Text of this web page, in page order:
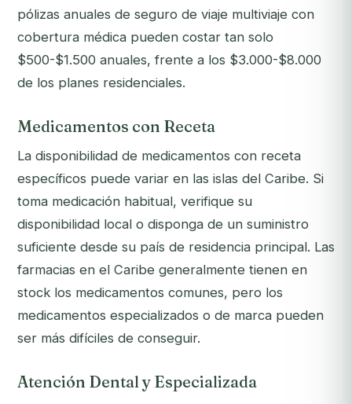
pólizas anuales de seguro de viaje multiviaje con
cobertura médica pueden costar tan solo
$500-$1.500 anuales, frente a los $3.000-$8.000
de los planes residenciales.
Medicamentos con Receta
La disponibilidad de medicamentos con receta
específicos puede variar en las islas del Caribe. Si
toma medicación habitual, verifique su
disponibilidad local o disponga de un suministro
suficiente desde su país de residencia principal. Las
farmacias en el Caribe generalmente tienen en
stock los medicamentos comunes, pero los
medicamentos especializados o de marca pueden
ser más difíciles de conseguir.
Atención Dental y Especializada